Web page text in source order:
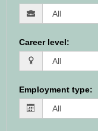
Career level:
Employment type: